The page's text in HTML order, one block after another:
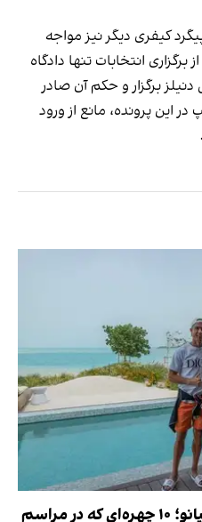
کیفری دیگر نیز مواجه
انتخابات تنها دادگاه
برگزار و حکم آن صادر
این پرونده، مانع از ورود
لیست ممنوعه کریستیانو؛ ۱۰ چهره‌ای که در مراسم